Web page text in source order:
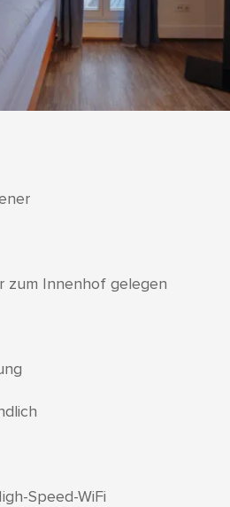
zum Innenhof gelegen
Speed-WiFi